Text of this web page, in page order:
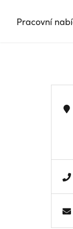
Pracovní